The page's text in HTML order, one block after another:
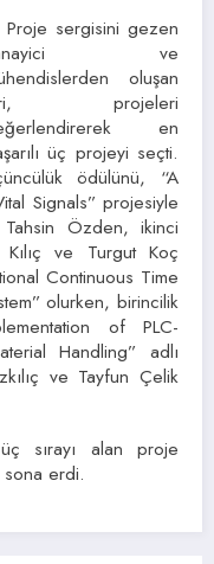
Proje sergisini gezen
ve
oluşan
projeleri
en
üç projeyi seçti.
ödülünü, “A
Signals” projesiyle
Özden, ikinci
ve Turgut Koç
Continuous Time
olurken, birincilik
of PLC-
Handling” adlı
ve Tayfun Çelik
sırayı alan proje
erdi.